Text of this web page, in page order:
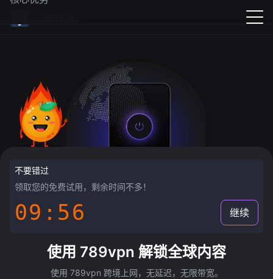
不要错过
领取您的免费试用，剩余时间不多！
09:55 继续
使用 789vpn 解锁全球内容
使用 789vpn 跨境上网，无延迟，无限带宽。